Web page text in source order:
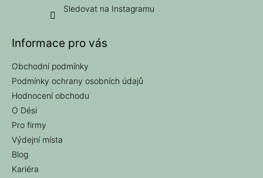
Sledovat na Instagramu
Informace pro vás
Obchodní podmínky
Podmínky ochrany osobních údajů
Hodnocení obchodu
O Dési
Pro firmy
Výdejní místa
Blog
Kariéra